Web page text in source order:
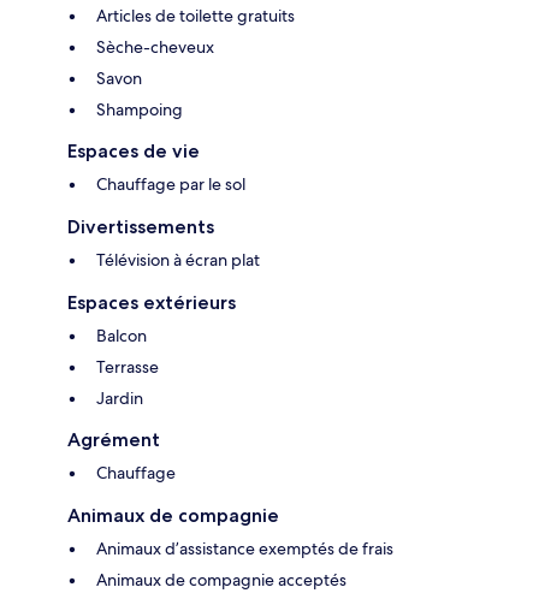
Articles de toilette gratuits
Sèche-cheveux
Savon
Shampoing
Espaces de vie
Chauffage par le sol
Divertissements
Télévision à écran plat
Espaces extérieurs
Balcon
Terrasse
Jardin
Agrément
Chauffage
Animaux de compagnie
Animaux d’assistance exemptés de frais
Animaux de compagnie acceptés